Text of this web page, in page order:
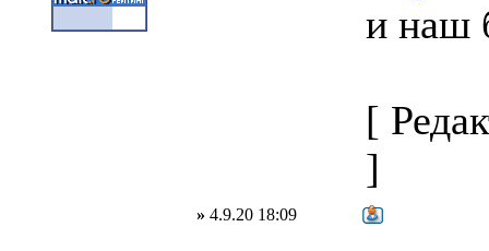
и наш
[
]
» 4.9.20 18:09